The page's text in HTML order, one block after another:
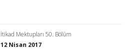
İtikad Mektupları 50. Bölüm
12 Nisan 2017